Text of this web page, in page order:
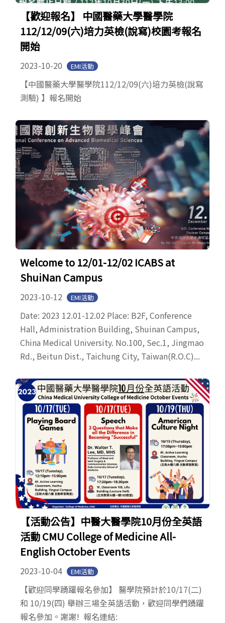
【歡迎報名】 中國醫藥大學醫學院
112/12/09(六)培力英檢(說寫)校園考報名
開始
2023-10-20 EMI活動
【中國醫藥大學醫學院112/12/09(六)培力英檢(說寫
測驗) 】報名開始
Welcome to 12/01-12/02 ICABS at
ShuiNan Campus
2023-10-12 EMI活動
Date: 2023 12.01-12.02 Place: B2F, Conference
Hall, Administration Building, Shuinan Campus,
China Medical University. No.100, Sec.1, Jingmao
Rd., Beitun Dist., Taichung City, Taiwan(R.O.C)...
【活動公告】中醫大醫學院10月份全英語
活動 CMU College of Medicine All-
English October Events
2023-10-04 EMI活動
【歡迎同學踴躍報名參加】 醫學院預計於10/17(二)
和 10/19(四) 舉辦三場全英語活動，歡迎同學們踴躍
報名參加。謝謝! 報名連結: